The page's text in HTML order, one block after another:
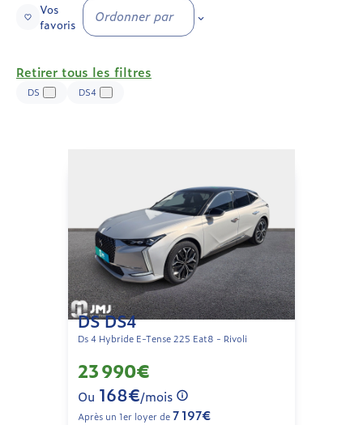
Vos
favoris
Ordonner par
Retirer tous les filtres
DS DS4
DS DS4
Ds 4 Hybride E-Tense 225 Eat8 - Rivoli
23 990€
Ou 168€/mois
Après un 1er loyer de7 197€